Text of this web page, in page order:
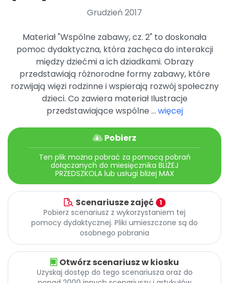
Grudzień 2017
Materiał "Wspólne zabawy, cz. 2" to doskonała
pomoc dydaktyczna, która zachęca do interakcji
między dziećmi a ich dziadkami. Obrazy
przedstawiają różnorodne formy zabawy, które
rozwijają więzi rodzinne i wspierają rozwój społeczny
dzieci. Co zawiera materiał Ilustracje
przedstawiające wspólne ... więcej
Pobierz
Ten plik można pobrać za pomocą pobrań
dołączanych do miesięcznika BLIŻEJ
PRZEDSZKOLA lub usługi bliżej MAX
Scenariusze zajęć 1
Pobierz scenariusz z wykorzystaniem tej
pomocy dydaktycznej. Pliki umieszczone są do
osobnego pobrania
Otwórz scenariusz w kiosku
Uzyskaj dostęp do tego scenariusza oraz do